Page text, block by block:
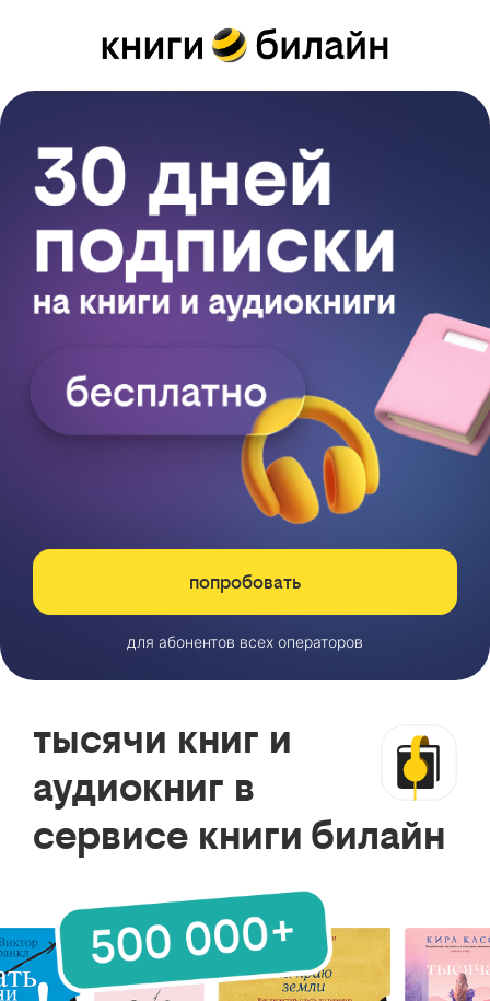
попробовать
для абонентов всех операторов
тысячи книг и
аудиокниг в
сервисе книги билайн